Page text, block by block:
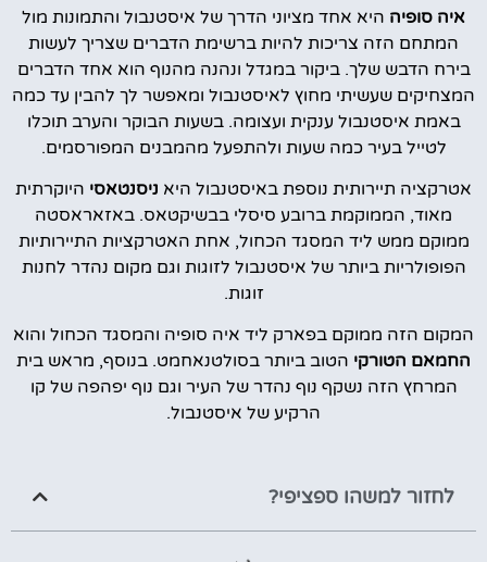
איה סופיה היא אחד מציוני הדרך של איסטנבול והתמונות מול
המתחם הזה צריכות להיות ברשימת הדברים שצריך לעשות
בירח הדבש שלך. ביקור במגדל ונהנה מהנוף הוא אחד הדברים
המצחיקים שעשיתי מחוץ לאיסטנבול ומאפשר לך להבין עד כמה
באמת איסטנבול ענקית ועצומה. בשעות הבוקר והערב תוכלו
לטייל בעיר כמה שעות ולהתפעל מהמבנים המפורסמים.
אטרקציה תיירותית נוספת באיסטנבול היא ניסנטאסי היוקרתית
מאוד, הממוקמת ברובע סיסלי בבשיקטאס. באזאראסטה
ממוקם ממש ליד המסגד הכחול, אחת האטרקציות התיירותיות
הפופולריות ביותר של איסטנבול לזוגות וגם מקום נהדר לחנות
זוגות.
המקום הזה ממוקם בפארק ליד איה סופיה והמסגד הכחול והוא
החמאם הטורקי הטוב ביותר בסולטנאחמט. בנוסף, מראש בית
המרחץ הזה נשקף נוף נהדר של העיר וגם נוף יפהפה של קו
הרקיע של איסטנבול.
לחזור למשהו ספציפי?